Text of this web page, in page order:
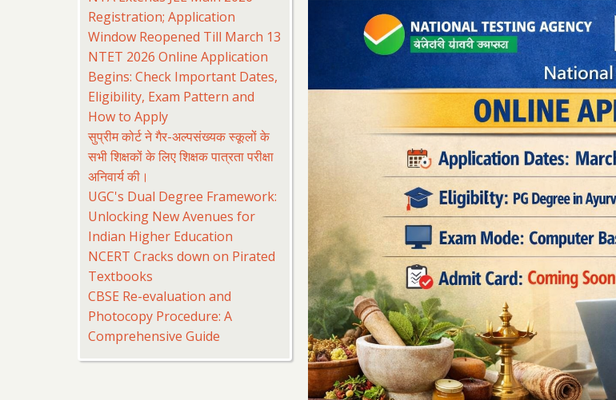
Registration; Application
Window Reopened Till March 13
NTET 2026 Online Application
Begins: Check Important Dates,
Eligibility, Exam Pattern and
How to Apply
सुप्रीम कोर्ट ने गैर-अल्पसंख्यक स्कूलों के
सभी शिक्षकों के लिए शिक्षक पात्रता परीक्षा
अनिवार्य की।
UGC's Dual Degree Framework:
Unlocking New Avenues for
Indian Higher Education
NCERT Cracks down on Pirated
Textbooks
CBSE Re-evaluation and
Photocopy Procedure: A
Comprehensive Guide